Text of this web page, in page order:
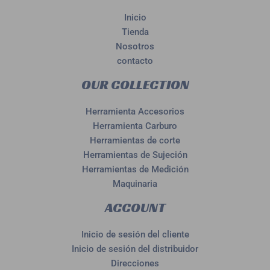
Inicio
Tienda
Nosotros
contacto
OUR COLLECTION
Herramienta Accesorios
Herramienta Carburo
Herramientas de corte
Herramientas de Sujeción
Herramientas de Medición
Maquinaria
ACCOUNT
Inicio de sesión del cliente
Inicio de sesión del distribuidor
Direcciones